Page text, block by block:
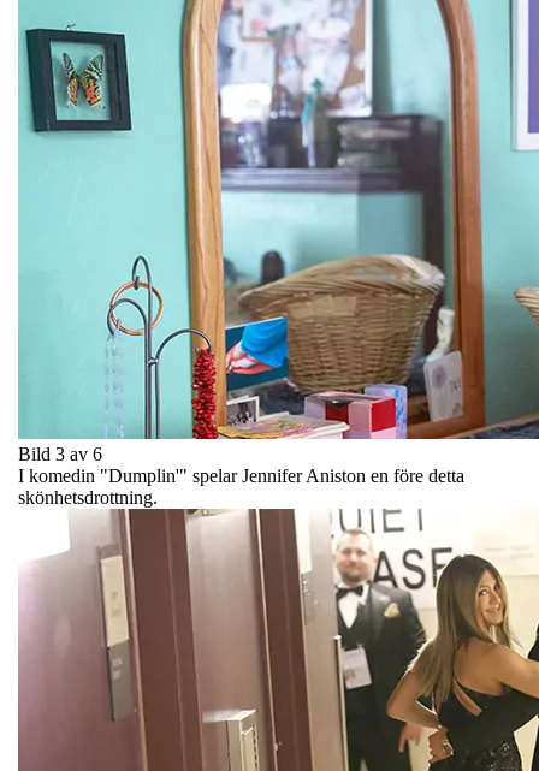
Bild 3 av 6
I komedin "Dumplin'" spelar Jennifer Aniston en före detta
skönhetsdrottning.